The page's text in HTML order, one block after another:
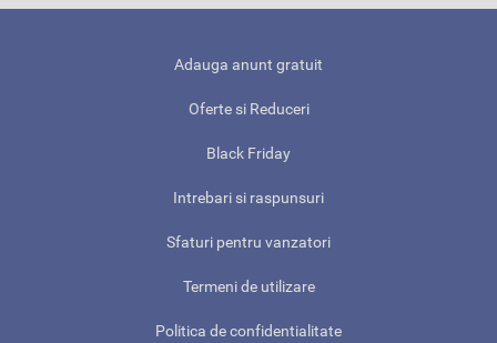
Adauga anunt gratuit
Oferte si Reduceri
Black Friday
Intrebari si raspunsuri
Sfaturi pentru vanzatori
Termeni de utilizare
Politica de confidentialitate